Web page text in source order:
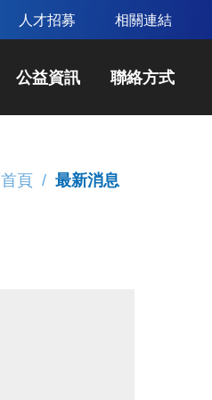
人才招募 相關連結
公益資訊 聯絡方式
首頁 最新消息